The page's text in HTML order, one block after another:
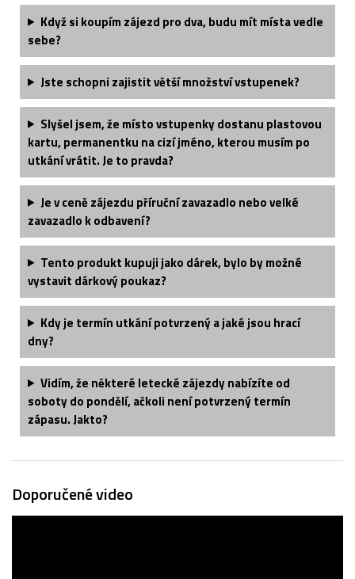
Když si koupím zájezd pro dva, budu mít místa vedle
sebe?
Jste schopni zajistit větší množství vstupenek?
Slyšel jsem, že místo vstupenky dostanu plastovou
kartu, permanentku na cizí jméno, kterou musím po
utkání vrátit. Je to pravda?
Je v ceně zájezdu příruční zavazadlo nebo velké
zavazadlo k odbavení?
Tento produkt kupuji jako dárek, bylo by možné
vystavit dárkový poukaz?
Kdy je termín utkání potvrzený a jaké jsou hrací
dny?
Vidím, že některé letecké zájezdy nabízíte od
soboty do pondělí, ačkoli není potvrzený termín
zápasu. Jakto?
Doporučené video